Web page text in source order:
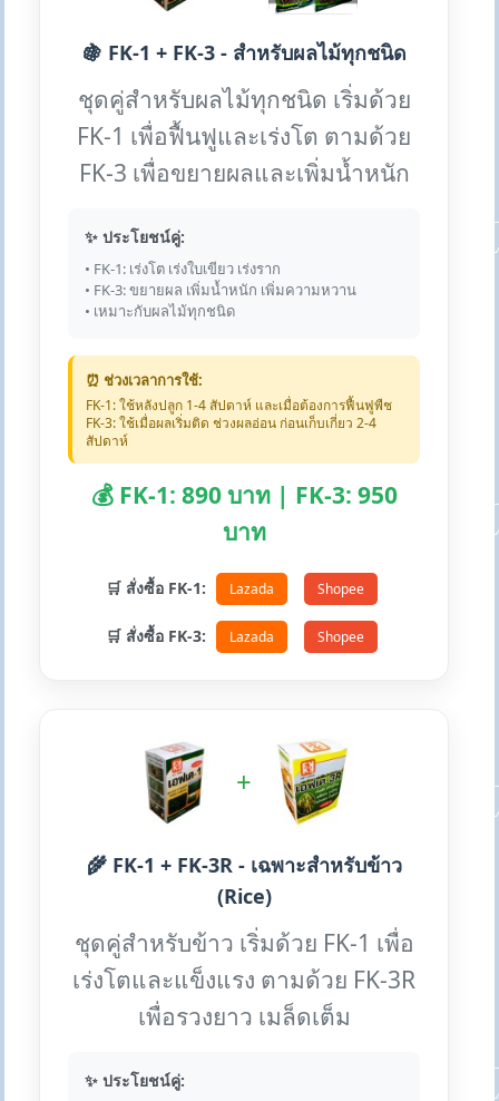
🍇 FK-1 + FK-3 - สำหรับผลไม้ทุกชนิด
ชุดคู่สำหรับผลไม้ทุกชนิด เริ่มด้วย
FK-1 เพื่อฟื้นฟูและเร่งโต ตามด้วย
FK-3 เพื่อขยายผลและเพิ่มน้ำหนัก
✨ ประโยชน์คู่:
• FK-1: เร่งโต เร่งใบเขียว เร่งราก
• FK-3: ขยายผล เพิ่มน้ำหนัก เพิ่มความหวาน
• เหมาะกับผลไม้ทุกชนิด
⏰ ช่วงเวลาการใช้:
FK-1: ใช้หลังปลูก 1-4 สัปดาห์ และเมื่อต้องการฟื้นฟูพืช
FK-3: ใช้เมื่อผลเริ่มติด ช่วงผลอ่อน ก่อนเก็บเกี่ยว 2-4
สัปดาห์
💰 FK-1: 890 บาท | FK-3: 950
บาท
🛒 สั่งซื้อ FK-1: Lazada Shopee
🛒 สั่งซื้อ FK-3: Lazada Shopee
+
🌾 FK-1 + FK-3R - เฉพาะสำหรับข้าว
(Rice)
ชุดคู่สำหรับข้าว เริ่มด้วย FK-1 เพื่อ
เร่งโตและแข็งแรง ตามด้วย FK-3R
เพื่อรวงยาว เมล็ดเต็ม
✨ ประโยชน์คู่: